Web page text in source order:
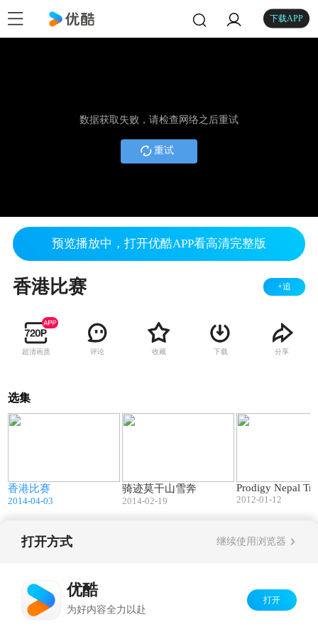
下载APP
数据获取失败，请检查网络之后重试
重试
预览播放中，打开优酷APP看高清完整版
香港比赛 +追
超清画质 评论 收藏 下载 分享
选集
香港比赛
2014-04-03
骑迹莫干山雪奔
2014-02-19
Prodigy Nepal
2012-01-12
版权所有
打开方式 继续使用浏览器
优酷
为好内容全力以赴
打开